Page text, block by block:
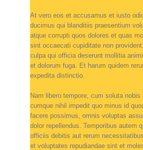
At vero eos et accusamus et iusto
ducimus qui blanditiis praesentium
atque corrupti quos dolores et quas
sint occaecati cupiditate non
culpa qui officia deserunt mollitia
et dolorum fuga. Et harum quidem
expedita distinctio.
Nam libero tempore, cum soluta
cumque nihil impedit quo minus id
facere possimus, omnis voluptas
dolor repellendus. Temporibus autem
officiis debitis aut rerum
et voluptates repudiandae sint et